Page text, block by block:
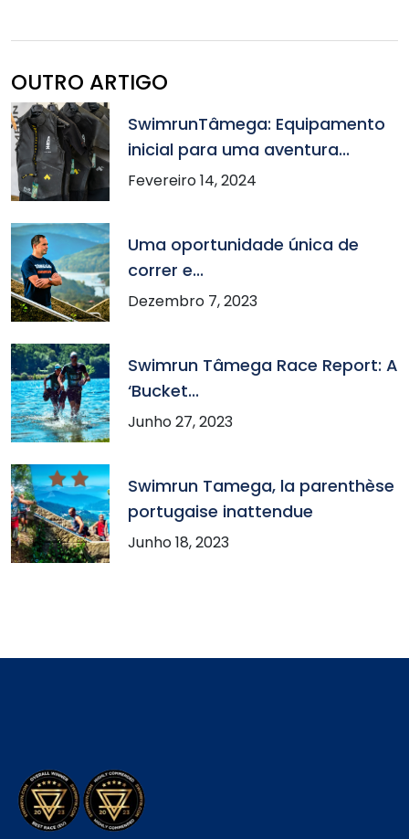
OUTRO ARTIGO
SwimrunTâmega: Equipamento
inicial para uma aventura...
Fevereiro 14, 2024
Uma oportunidade única de
correr e...
Dezembro 7, 2023
Swimrun Tâmega Race Report: A
‘Bucket...
Junho 27, 2023
Swimrun Tamega, la parenthèse
portugaise inattendue
Junho 18, 2023